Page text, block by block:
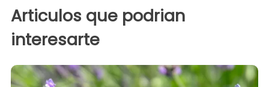
Articulos que podrian
interesarte